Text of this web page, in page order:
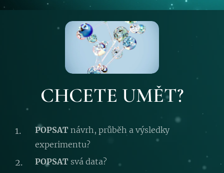
CHCETE UMĚT?
POPSAT návrh, průběh a výsledky
experimentu?
POPSAT svá data?